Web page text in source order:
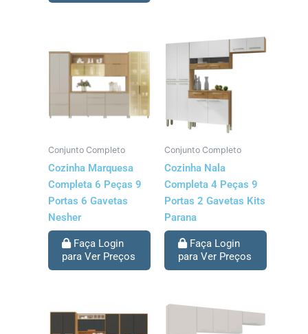
Conjunto Completo
Cozinha Marquesa
Completa 6 Peças 9
Portas 6 Gavetas
Nesher
Faça Login
para Ver Preços
Conjunto Completo
Cozinha Nala
Completa 4 Peças 9
Portas 2 Gavetas Kits
Parana
Faça Login
para Ver Preços